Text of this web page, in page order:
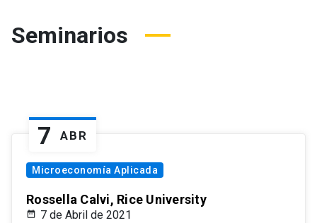
Seminarios
7 ABR
Microeconomía Aplicada
Rossella Calvi, Rice University
7 de Abril de 2021